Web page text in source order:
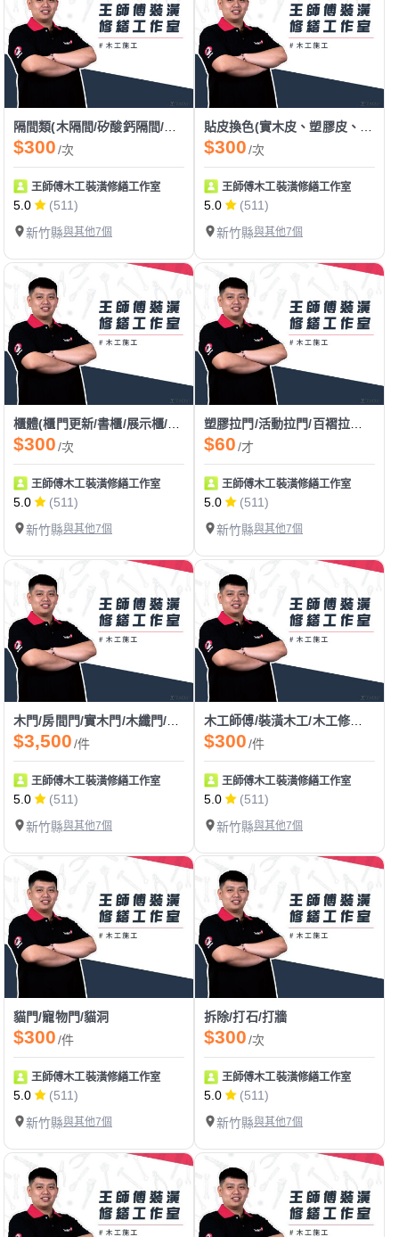
$300/次
王師傅木工裝潢修繕工作室
5.0
(511)
新竹縣與其他7個
$300/次
王師傅木工裝潢修繕工作室
5.0
(511)
新竹縣與其他7個
$300/次
王師傅木工裝潢修繕工作室
5.0
(511)
新竹縣與其他7個
塑膠拉門/活動拉門/百褶拉門/pvc拉門
$60/才
王師傅木工裝潢修繕工作室
5.0
(511)
新竹縣與其他7個
$3,500/件
王師傅木工裝潢修繕工作室
5.0
(511)
新竹縣與其他7個
木工師傅/裝潢木工/木工修繕/木作維修/五金維修
$300/件
王師傅木工裝潢修繕工作室
5.0
(511)
新竹縣與其他7個
貓門/寵物門/貓洞
$300/件
王師傅木工裝潢修繕工作室
5.0
(511)
新竹縣與其他7個
拆除/打石/打牆
$300/次
王師傅木工裝潢修繕工作室
5.0
(511)
新竹縣與其他7個